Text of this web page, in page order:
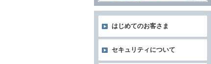
はじめてのお客さま
セキュリティについて